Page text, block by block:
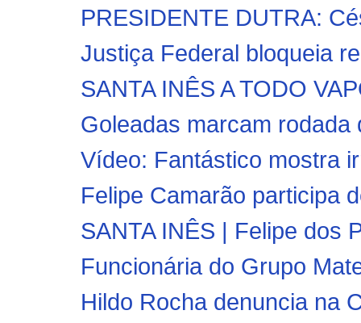
PRESIDENTE DUTRA:
Justiça Federal bloqueia
SANTA INÊS A TODO
Goleadas marcam
Vídeo: Fantástico mostra
Felipe Camarão participa
SANTA INÊS | Felipe dos
Funcionária do Grupo
Hildo Rocha denuncia na